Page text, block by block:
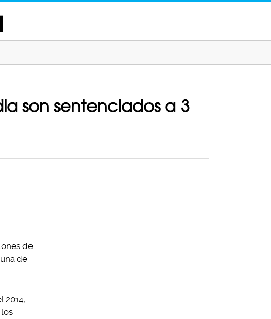
son sentenciados a 3
de
de
2014,